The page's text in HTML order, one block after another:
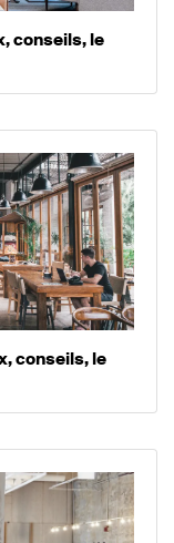
conseils, le
conseils, le